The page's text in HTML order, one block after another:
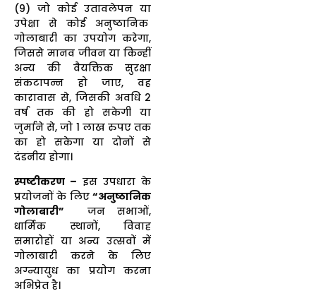
(9) जो कोई उतावलेपन या
उपेक्षा से कोई अनुष्ठानिक
गोलाबारी का उपयोग करेगा,
जिससे मानव जीवन या किन्हीं
अन्य की वैयक्तिक सुरक्षा
संकटापन्न हो जाए, वह
कारावास से, जिसकी अवधि 2
वर्ष तक की हो सकेगी या
जुर्माने से, जो 1 लाख रुपए तक
का हो सकेगा या दोनों से
दंडनीय होगा।
स्पष्टीकरण – इस उपधारा के
प्रयोजनों के लिए “अनुष्ठानिक
गोलाबारी” जन सभाओं,
धार्मिक स्थानों, विवाह
समारोहों या अन्य उत्सवों में
गोलाबारी करने के लिए
अग्न्यायुध का प्रयोग करना
अभिप्रेत है।